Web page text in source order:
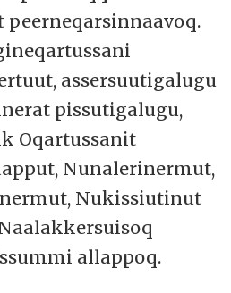
assersuutigalugu
pissutigalugu,
Oqartussanit
Nunalerinermut,
Nukissiutinut
allappoq.